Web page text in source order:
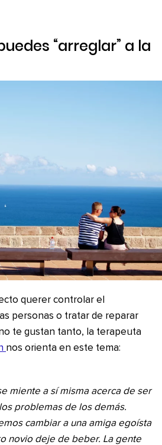
“arreglar” a la
querer controlar el
personas o tratar de reparar
te gustan tanto, la terapeuta
nos orienta en este tema:
miente a sí misma acerca de ser
problemas de los demás.
cambiar a una amiga egoísta
novio deje de beber. La gente